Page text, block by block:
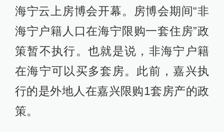
海宁云上房博会开幕。房博会期间“非
海宁户籍人口在海宁限购一套住房”政
策暂不执行。也就是说，非海宁户籍
在海宁可以买多套房。此前，嘉兴执
行的是外地人在嘉兴限购1套房产的政
策。